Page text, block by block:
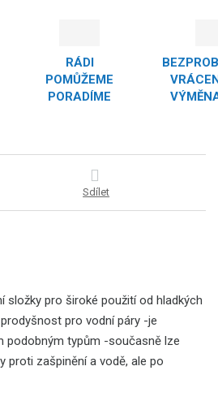
RÁDI
POMŮŽEME
PORADÍME
Sdílet
složky pro široké použití od hladkých
pro vodní páry -je
podobným typům -současně lze
proti zašpinění a vodě, ale po